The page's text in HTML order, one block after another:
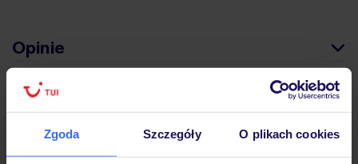
Zgoda Szczegóły O plikach cookies
Opinie
Pokoje